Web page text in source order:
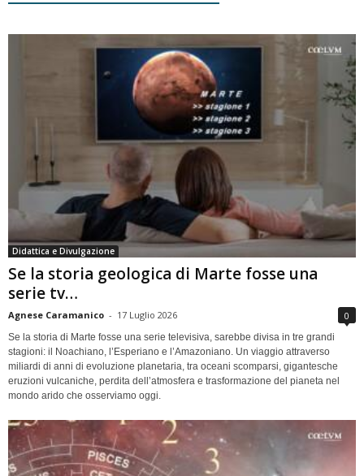
Didattica e Divulgazione
Se la storia geologica di Marte fosse una
serie tv…
Agnese Caramanico - 17 Luglio 2026 0
Se la storia di Marte fosse una serie televisiva, sarebbe divisa in tre grandi
stagioni: il Noachiano, l’Esperiano e l’Amazoniano. Un viaggio attraverso
miliardi di anni di evoluzione planetaria, tra oceani scomparsi, gigantesche
eruzioni vulcaniche, perdita dell’atmosfera e trasformazione del pianeta nel
mondo arido che osserviamo oggi.